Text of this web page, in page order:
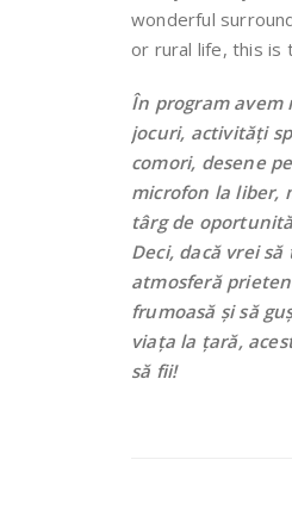
wonderful
or rural life, this is
În program
jocuri, activități
comori, desene
microfon la liber,
târg de
Deci, dacă vrei
atmosferă
frumoasă și să
viața la țară,
să fii!